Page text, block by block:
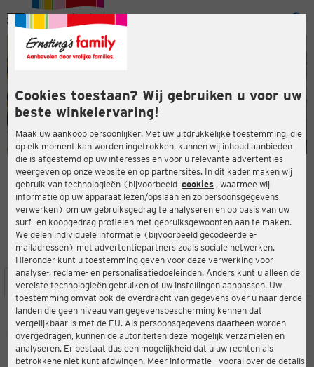
Cookies toestaan? Wij gebruiken u voor uw
beste winkelervaring!
Maak uw aankoop persoonlijker. Met uw uitdrukkelijke toestemming, die
op elk moment kan worden ingetrokken, kunnen wij inhoud aanbieden
die is afgestemd op uw interesses en voor u relevante advertenties
weergeven op onze website en op partnersites. In dit kader maken wij
gebruik van technologieën (bijvoorbeeld cookies , waarmee wij
informatie op uw apparaat lezen/opslaan en zo persoonsgegevens
verwerken) om uw gebruiksgedrag te analyseren en op basis van uw
surf- en koopgedrag profielen met gebruiksgewoonten aan te maken.
We delen individuele informatie (bijvoorbeeld gecodeerde e-
mailadressen) met advertentiepartners zoals sociale netwerken.
Hieronder kunt u toestemming geven voor deze verwerking voor
analyse-, reclame- en personalisatiedoeleinden. Anders kunt u alleen de
vereiste technologieën gebruiken of uw instellingen aanpassen. Uw
toestemming omvat ook de overdracht van gegevens over u naar derde
landen die geen niveau van gegevensbescherming kennen dat
vergelijkbaar is met de EU. Als persoonsgegevens daarheen worden
overgedragen, kunnen de autoriteiten deze mogelijk verzamelen en
analyseren. Er bestaat dus een mogelijkheid dat u uw rechten als
betrokkene niet kunt afdwingen. Meer informatie - vooral over de details
Menu
ERNSTING'S FAMILY-WINKEL
Kletzlgutweg 2a (M2)
5400 Hallein
4,3
Beoordeling:
LOCATIE SERVICES ASSORTIMENT ACTIES
Ernsting's family
Kletzlgutweg 2a (M2), 5400 Hallein